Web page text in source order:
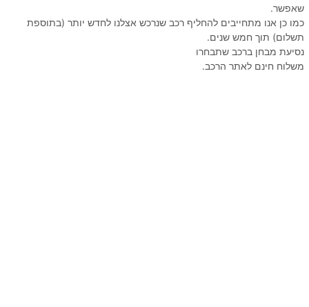
שאפשר.
כמו כן אנו מתחייבים להחליף רכב שנרכש אצלנו לחדש יותר (בתוספת
תשלום) תוך חמש שנים.
נסיעת מבחן ברכב שתבחרו
משלוח חינם לאתר הרכב.